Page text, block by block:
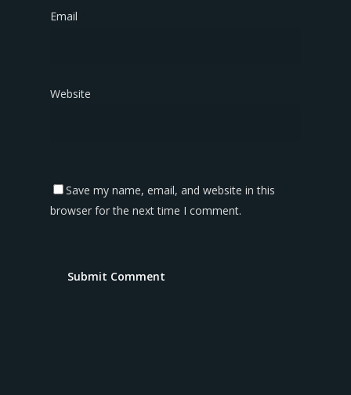
Email
Website
Save my name, email, and website in this
browser for the next time I comment.